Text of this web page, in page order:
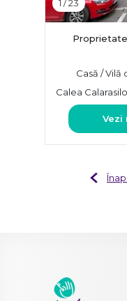
1 /23
Casă / Vilă
Calea
Vezi